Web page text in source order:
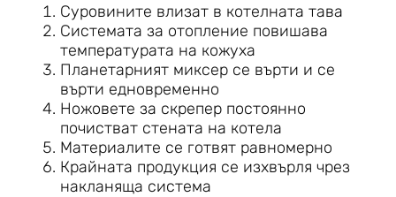
Суровините влизат в котелната тава
Системата за отопление повишава
температурата на кожуха
Планетарният миксер се върти и се
върти едновременно
Ножовете за скрепер постоянно
почистват стената на котела
Материалите се готвят равномерно
Крайната продукция се изхвърля чрез
накланяща система